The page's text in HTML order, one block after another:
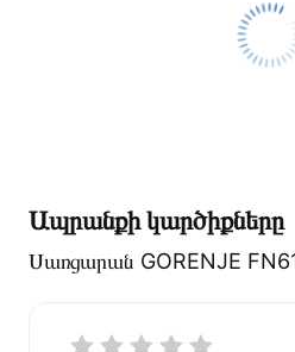
Ապրանքի կարծիքները
Սառցարան GORENJE